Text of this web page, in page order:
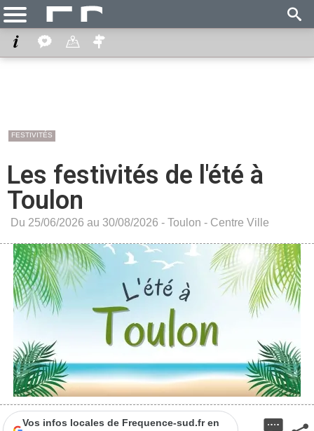
FESTIVITÉS
Les festivités de l'été à
Toulon
Du 25/06/2026 au 30/08/2026 - Toulon - Centre Ville
Vos infos locales de Frequence-sud.fr en